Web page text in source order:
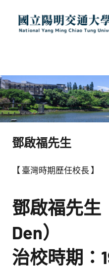
content
立
陽
明
交
通
學
展
館
NYCU
Museum
Ming
Chiao
Tung
University
鄧啟福先生
【 臺灣時期歷任校長 】
鄧啟福先生
Den）
治校時期：